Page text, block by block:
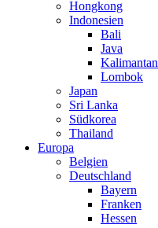
Hongkong
Indonesien
Bali
Java
Kalimantan
Lombok
Japan
Sri Lanka
Südkorea
Thailand
Europa
Belgien
Deutschland
Bayern
Franken
Hessen